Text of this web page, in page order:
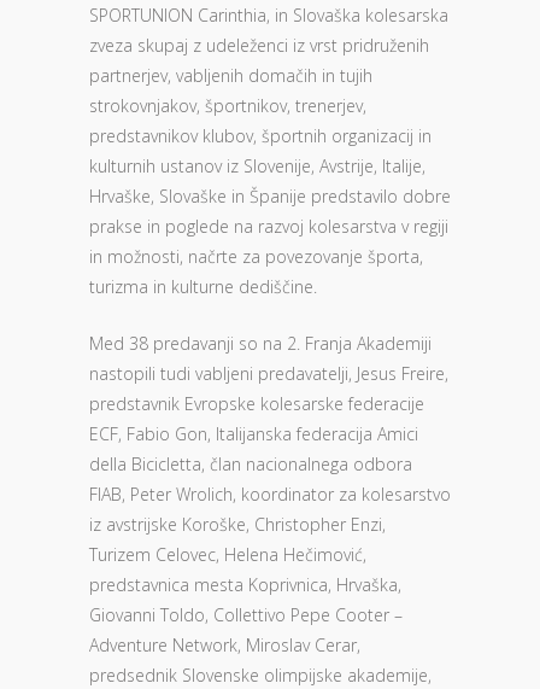
SPORTUNION Carinthia, in Slovaška kolesarska
zveza skupaj z udeleženci iz vrst pridruženih
partnerjev, vabljenih domačih in tujih
strokovnjakov, športnikov, trenerjev,
predstavnikov klubov, športnih organizacij in
kulturnih ustanov iz Slovenije, Avstrije, Italije,
Hrvaške, Slovaške in Španije predstavilo dobre
prakse in poglede na razvoj kolesarstva v regiji
in možnosti, načrte za povezovanje športa,
turizma in kulturne dediščine.
Med 38 predavanji so na 2. Franja Akademiji
nastopili tudi vabljeni predavatelji, Jesus Freire,
predstavnik Evropske kolesarske federacije
ECF, Fabio Gon, Italijanska federacija Amici
della Bicicletta, član nacionalnega odbora
FIAB, Peter Wrolich, koordinator za kolesarstvo
iz avstrijske Koroške, Christopher Enzi,
Turizem Celovec, Helena Hečimović,
predstavnica mesta Koprivnica, Hrvaška,
Giovanni Toldo, Collettivo Pepe Cooter –
Adventure Network, Miroslav Cerar,
predsednik Slovenske olimpijske akademije,